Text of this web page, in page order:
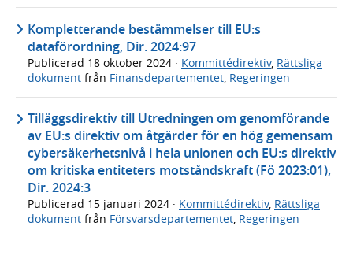
Kompletterande bestämmelser till EU:s
dataförordning, Dir. 2024:97
Publicerad 18 oktober 2024 · Kommittédirektiv, Rättsliga
dokument från Finansdepartementet Regeringen
Tilläggsdirektiv till Utredningen om genomförande
av EU:s direktiv om åtgärder för en hög gemensam
cybersäkerhetsnivå i hela unionen och EU:s direktiv
om kritiska entiteters motståndskraft (Fö 2023:01),
Dir. 2024:3
Publicerad 15 januari 2024 · Kommittédirektiv, Rättsliga
dokument från Försvarsdepartementet, Regeringen